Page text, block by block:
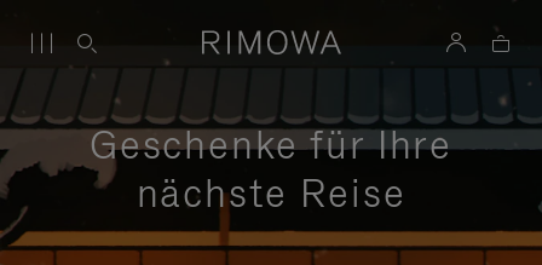
Geschenke für Ihre
nächste Reise